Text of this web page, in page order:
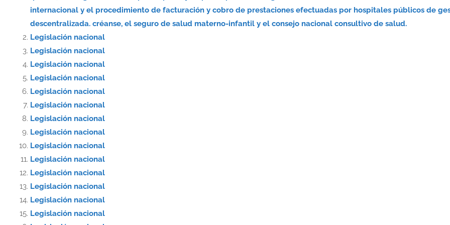
internacional y el procedimiento de facturación y cobro de prestaciones efectuadas por hospitales públicos de
descentralizada. créanse, el seguro de salud materno-infantil y el consejo nacional consultivo de salud.
Legislación nacional
Legislación nacional
Legislación nacional
Legislación nacional
Legislación nacional
Legislación nacional
Legislación nacional
Legislación nacional
Legislación nacional
Legislación nacional
Legislación nacional
Legislación nacional
Legislación nacional
Legislación nacional